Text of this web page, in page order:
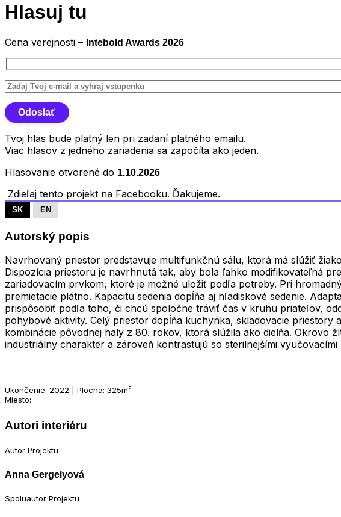
Hlasuj tu
Cena verejnosti – Intebold Awards 2026
Tvoj hlas bude platný len pri zadaní platného emailu.
Viac hlasov z jedného zariadenia sa započíta ako jeden.
Hlasovanie otvorené do 1.10.2026
Zdieľaj tento projekt na Facebooku. Ďakujeme.
SK EN
Autorský popis
Navrhovaný priestor predstavuje multifunkčnú sálu, ktorá má slúžiť
Dispozícia priestoru je navrhnutá tak, aby bola ľahko modifikovateľná
zariadovacím prvkom, ktoré je možné uložiť podľa potreby. Pri
premietacie plátno. Kapacitu sedenia dopĺňa aj hľadiskové sedenie.
prispôsobiť podľa toho, či chcú spoločne tráviť čas v kruhu priateľov,
pohybové aktivity. Celý priestor dopĺňa kuchynka, skladovacie
kombinácie pôvodnej haly z 80. rokov, ktorá slúžila ako dielňa. Okrovo
industriálny charakter a zároveň kontrastujú so sterilnejšími
Ukončenie: 2022 | Plocha: 325m²
Miesto:
Autori interiéru
Autor Projektu
Anna Gergelyová
Spoluautor Projektu